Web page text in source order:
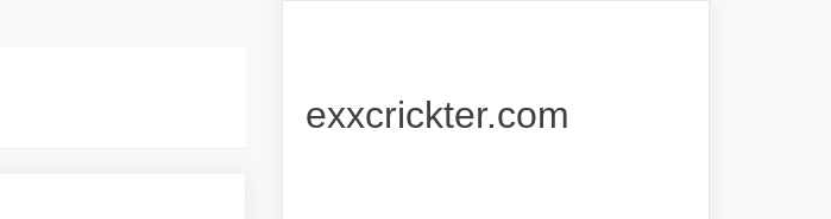
exxcrickter.com